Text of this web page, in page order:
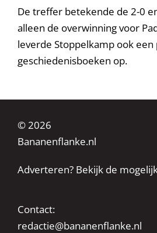
De treffer betekende de 2-0
alleen de overwinning voor
leverde Stoppelkamp ook een
geschiedenisboeken op.
© 2026
Bananenflanke.nl
Adverteren? Bekijk de
Contact:
redactie@bananenflanke.nl